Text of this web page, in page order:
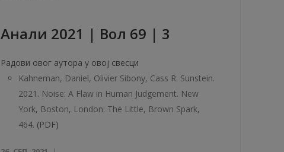
Анали 2021 | Вол 69 | 3
Радови овог аутора у овој свесци
Kahneman, Daniel, Olivier Sibony, Cass R. Sunstein.
2021. Noise: A Flaw in Human Judgement. New
York, Boston, London: The Little, Brown Spark,
464. (PDF)